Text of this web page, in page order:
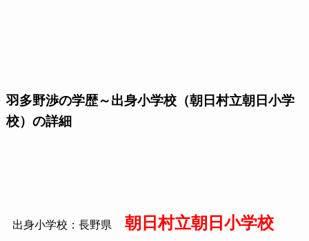
羽多野渉の学歴～出身小学校（朝日村立朝日小学
校）の詳細
出身小学校：長野県 朝日村立朝日小学校